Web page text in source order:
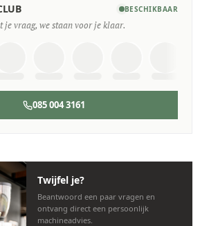
BESCHIKBAAR
je vraag, we staan voor je klaar.
085 004 3161
Twijfel je?
Beantwoord een paar vragen en
ontvang direct een persoonlijk
machineadvies.